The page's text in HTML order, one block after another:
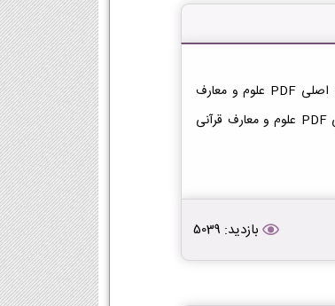
دانلود کتاب علوم و معارف قرآنی دهم معارف 1404-1405 دبیرستان | کتاب اصلی PDF علوم و معارف
قرآنی دهم معارف 1404-1405 | دبیرستان دانلود PDF رایگان | کتاب اصلی PDF علوم و معارف قرآنی
بازدید: 5039